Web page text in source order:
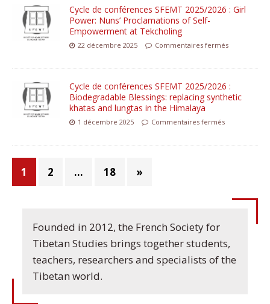
Cycle de conférences SFEMT 2025/2026 : Girl
Power: Nuns’ Proclamations of Self-
Empowerment at Tekcholing
22 décembre 2025 Commentaires fermés
Cycle de conférences SFEMT 2025/2026 :
Biodegradable Blessings: replacing synthetic
khatas and lungtas in the Himalaya
1 décembre 2025 Commentaires fermés
1 2 … 18 »
Founded in 2012, the French Society for
Tibetan Studies brings together students,
teachers, researchers and specialists of the
Tibetan world.